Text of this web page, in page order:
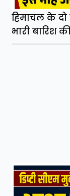
हिमाचल के
भारी बारिश